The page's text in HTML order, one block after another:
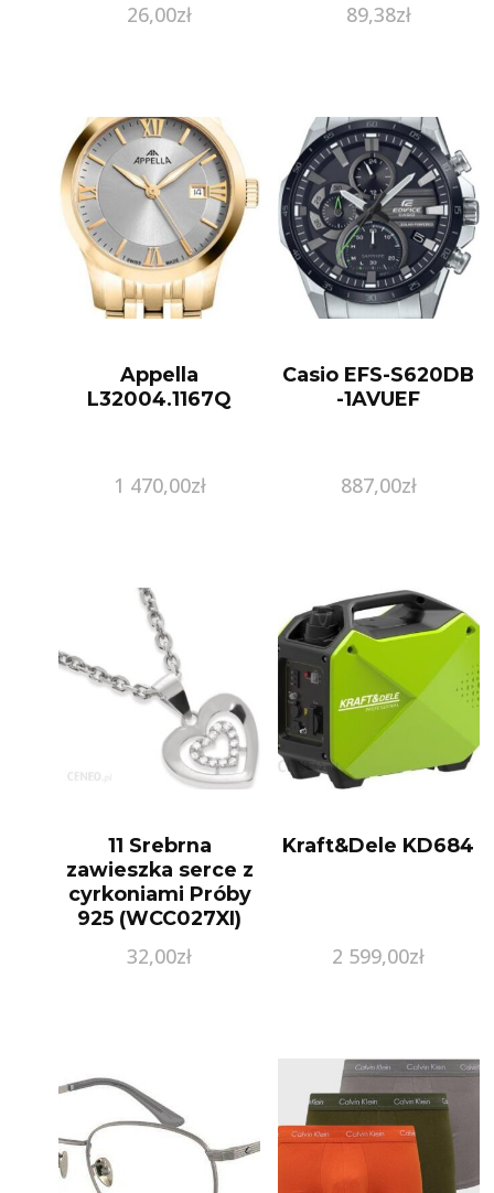
26,00zł
srebro 925 Z1660X
89,38zł
Appella
L32004.1167Q
1 470,00zł
Casio EFS-S620DB
-1AVUEF
887,00zł
11 Srebrna
zawieszka serce z
cyrkoniami Próby
925 (WCC027XI)
32,00zł
Kraft&Dele KD684
2 599,00zł